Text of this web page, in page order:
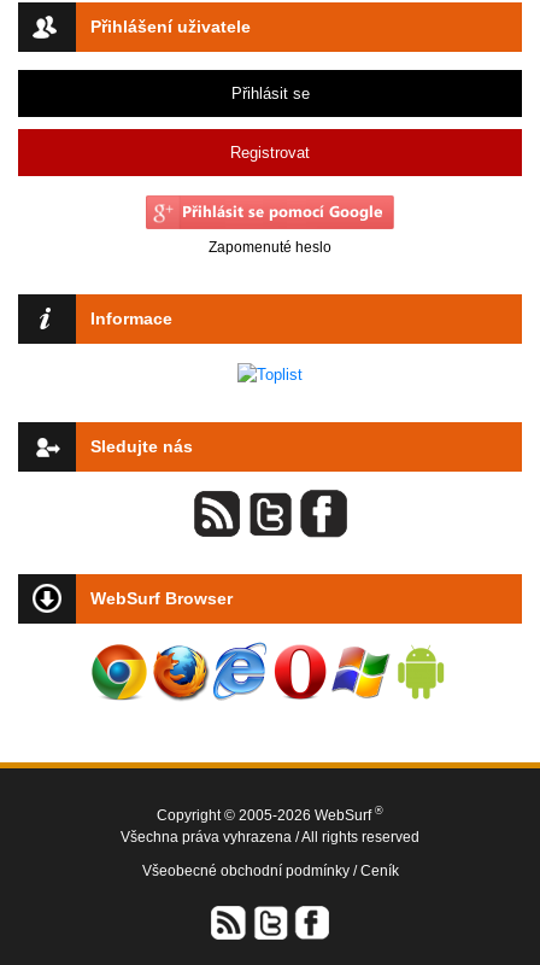
Přihlášení uživatele
Přihlásit se
Registrovat
Zapomenuté heslo
Informace
Sledujte nás
WebSurf Browser
Copyright © 2005-2026 WebSurf ®
Všechna práva vyhrazena / All rights reserved
Všeobecné obchodní podmínky /Ceník